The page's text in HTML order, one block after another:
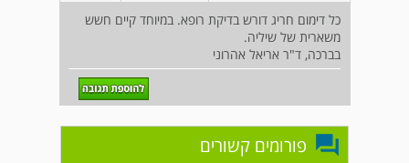
כל דימום חריג דורש בדיקת רופא. במיוחד קיים חשש
משארית של שיליה.
בברכה, ד"ר אריאל אהרוני
פורומים קשורים